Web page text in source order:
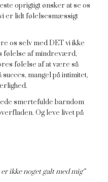
oprigtigt ønsker at se os
er lidt følelsesmæssigt
os selv med DET vi ikke
følelse af mindreværd,
følelse af at være så
mangel på intimitet,
smertefulde barndom
Og leve livet på
ikke noget galt med mig”